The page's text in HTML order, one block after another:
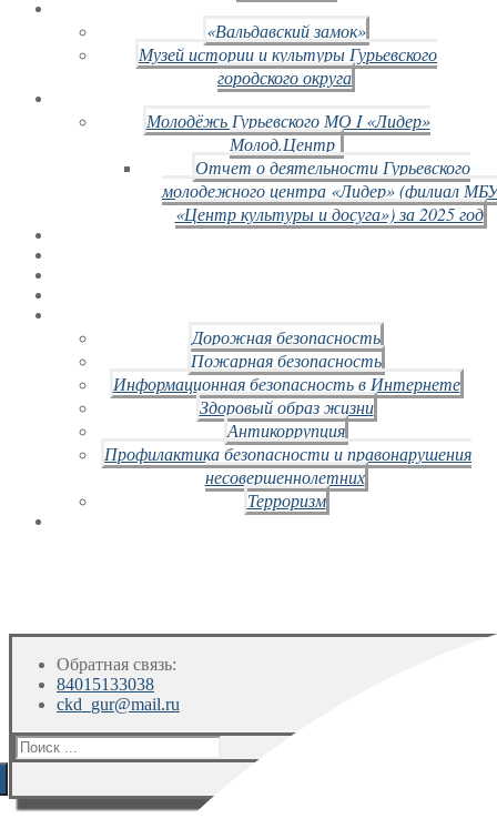
«Вальдавский замок»
Музей истории и культуры Гурьевского
городского округа
Молодёжь Гурьевского МО I «Лидер»
Молод.Центр
Отчет о деятельности Гурьевского
молодежного центра «Лидер» (филиал
«Центр культуры и досуга») за 2025 год
Дорожная безопасность
Пожарная безопасность
Информационная безопасность в Интернете
Здоровый образ жизни
Антикоррупция
Профилактика безопасности и правонарушения
несовершеннолетних
Терроризм
Обратная связь:
84015133038
ckd_gur@mail.ru
Искать: